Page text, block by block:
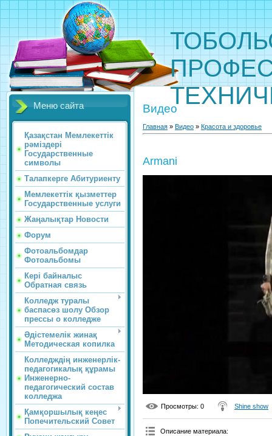
Меню сайта
Қазақстан Мемлекеттік
рәміздері
Государственные
символы
Талапкерге Абитуриенту
Мемлекеттік қызметтер
Государственные услуги
Жаңалықтар Новости
Форум
Фотоальбомдар
Фотоальбомы
Кері байналыс
Обратная связь
Колледж туралы
баспасөз шолу Обзор
прессы о колледже
Әдістемелік жинақ
Методическая копилка
Колледждің инженерлік-
педагогикалық құрамы
Инженерно-
педагогический состав
колледжа
Қамқоршылық кеңес
Попечительский Совет
Видео
Главная » Видео » Красота и здоровье
Armani
Просмотры: 0 Shine show
Описание материала: